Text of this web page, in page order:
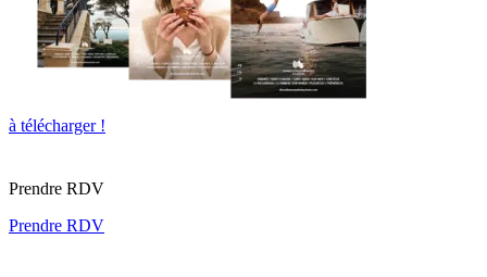
à télécharger !
Prendre RDV
Prendre RDV